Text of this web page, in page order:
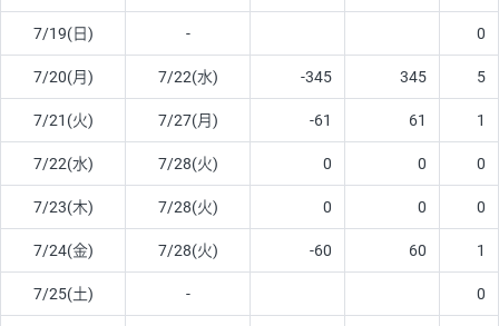
7/19(日) - 0
7/20(月) 7/22(水) -345 345 5
7/21(火) 7/27(月) -61 61 1
7/22(水) 7/28(火) 0 0 0
7/23(木) 7/28(火) 0 0 0
7/24(金) 7/28(火) -60 60 1
7/25(土) - 0